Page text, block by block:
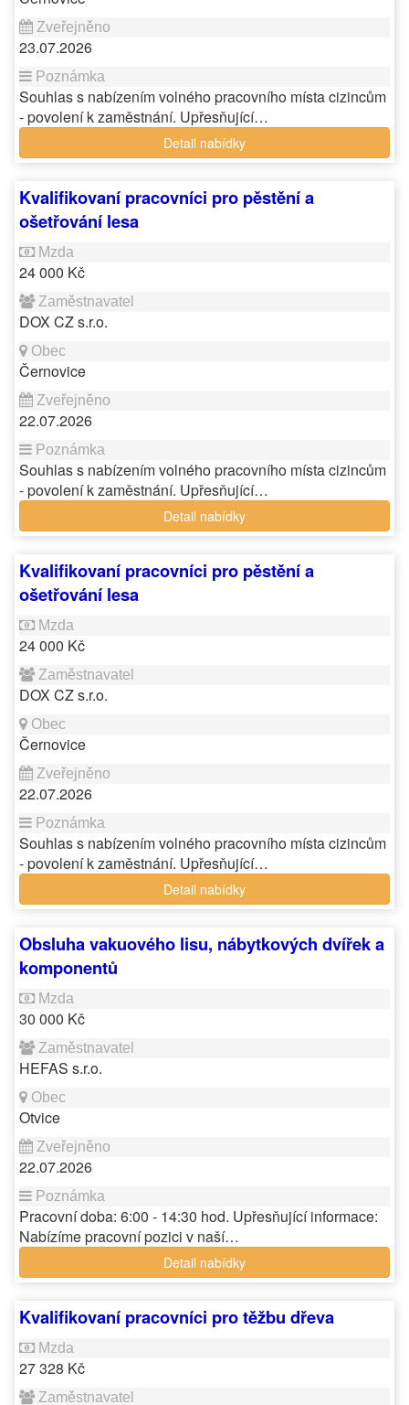
23.07.2026
Souhlas s nabízením volného pracovního místa cizincům
- povolení k zaměstnání. Upřesňující…
Detail nabídky
Kvalifikovaní pracovníci pro pěstění a
ošetřování lesa
24 000 Kč
DOX CZ s.r.o.
Černovice
22.07.2026
Souhlas s nabízením volného pracovního místa cizincům
- povolení k zaměstnání. Upřesňující…
Detail nabídky
Kvalifikovaní pracovníci pro pěstění a
ošetřování lesa
24 000 Kč
DOX CZ s.r.o.
Černovice
22.07.2026
Souhlas s nabízením volného pracovního místa cizincům
- povolení k zaměstnání. Upřesňující…
Detail nabídky
Obsluha vakuového lisu, nábytkových dvířek a
komponentů
30 000 Kč
HEFAS s.r.o.
Otvice
22.07.2026
Pracovní doba: 6:00 - 14:30 hod. Upřesňující informace:
Nabízíme pracovní pozici v naší…
Detail nabídky
Kvalifikovaní pracovníci pro těžbu dřeva
27 328 Kč